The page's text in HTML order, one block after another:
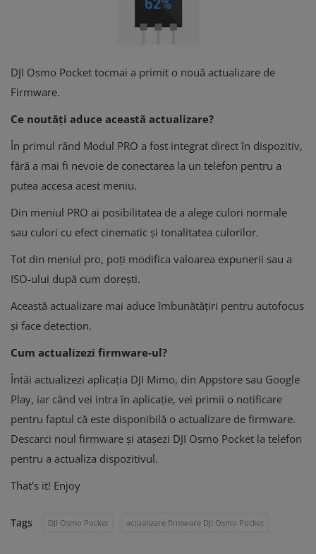
DJI Osmo Pocket tocmai a primit o nouă actualizare de
Firmware.
Ce noutăți aduce această actualizare?
În primul rând Modul PRO a fost integrat direct în dispozitiv,
fără a mai fi nevoie de conectarea la un telefon pentru a
putea accesa acest meniu.
Din meniul PRO ai posibilitatea de a alege culori normale
sau culori cu efect cinematic și tonalitatea culorilor.
Tot din meniul pro, poți modifica valoarea expunerii sau a
ISO-ului după cum dorești.
Această actualizare mai aduce îmbunătățiri pentru autofocus
și face detection.
Cum actualizezi firmware-ul?
Întâi actualizezi aplicația DJI Mimo, din Appstore sau Google
Play, iar când vei intra în aplicație, vei primii o notificare
pentru faptul că este disponibilă o actualizare de firmware.
Descarci noul firmware și atașezi DJI Osmo Pocket la telefon
pentru a actualiza dispozitivul.
That's it! Enjoy
Tags DJI Osmo Pocket actualizare firmware DJI Osmo Pocket